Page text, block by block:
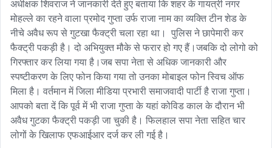
अधीक्षक शिवराज ने जानकारी देते हुए बताया कि शहर के गायत्री नगर
मोहल्ले का रहने वाला प्रमोद गुप्ता उर्फ ​​राजा नाम का व्यक्ति टीन शेड के
नीचे अवैध रूप से गुटखा फैक्ट्री चला रहा था।  पुलिस ने छापेमारी कर
फैक्ट्री पकड़ी है। दो अभियुक्त मौके से फरार हो गए हैं।जबकि दो लोगो को
गिरफ्तार कर लिया गया है।जब सपा नेता से अधिक जानकारी और
स्पष्टीकरण के लिए फोन किया गया तो उनका मोबाइल फोन स्विच ऑफ
मिला है। वर्तमान में जिला मीडिया प्रभारी समाजवादी पार्टी है राजा गुप्ता।
आपको बता दें कि पूर्व में भी राजा गुप्ता के यहां कोविड काल के दौरान भी
अवैध गुटका फैक्ट्री पकड़ी जा चुकी है। फिलहाल सपा नेता सहित चार
लोगों के खिलाफ एफआईआर दर्ज कर ली गई है।